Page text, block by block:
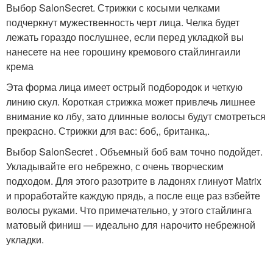
Выбор SalonSecret. Стрижки с косыми челками
подчеркнут мужественность черт лица. Челка будет
лежать гораздо послушнее, если перед укладкой вы
нанесете на нее горошину кремового стайлингаили
крема
Эта форма лица имеет острый подбородок и четкую
линию скул. Короткая стрижка может привлечь лишнее
внимание ко лбу, зато длинные волосы будут смотреться
прекрасно. Стрижки для вас: боб,, британка,.
Выбор SalonSecret . Объемный боб вам точно подойдет.
Укладывайте его небрежно, с очень творческим
подходом. Для этого разотрите в ладонях глинуот Matrix
и проработайте каждую прядь, а после еще раз взбейте
волосы руками. Что примечательно, у этого стайлинга
матовый финиш — идеально для нарочито небрежной
укладки.